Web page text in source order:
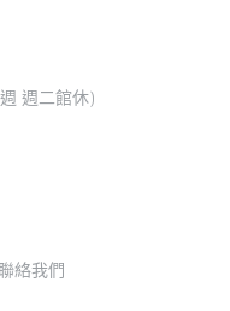
週二館休)
絡我們